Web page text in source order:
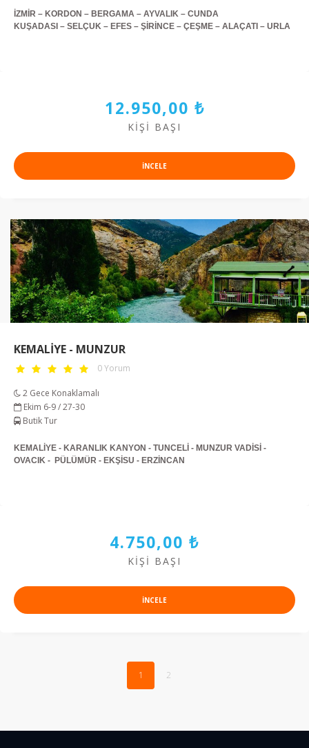
İZMİR – KORDON – BERGAMA – AYVALIK – CUNDA
KUŞADASI – SELÇUK – EFES – ŞİRİNCE – ÇEŞME – ALAÇATI – URLA
12.950,00 ₺
KIŞI BAŞI
INCELE
KEMALİYE - MUNZUR
0 Yorum
2 Gece Konaklamalı
Ekim 6-9 / 27-30
Butik Tur
KEMALİYE - KARANLIK KANYON - TUNCELİ - MUNZUR VADİSİ -
OVACIK - PÜLÜMÜR - EKŞİSU - ERZİNCAN
4.750,00 ₺
KIŞI BAŞI
INCELE
1 2